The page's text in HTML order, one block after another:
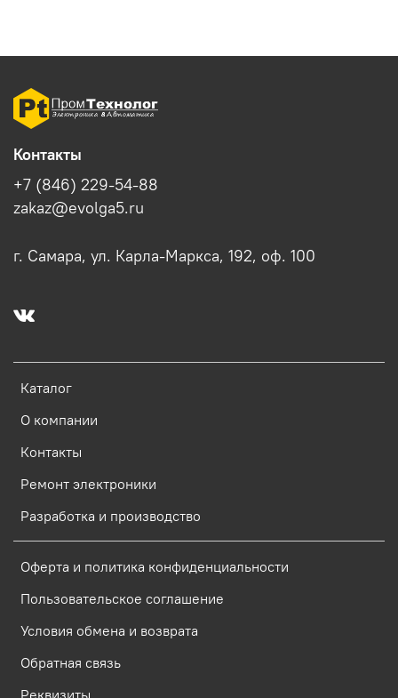
Каталог
О компании
Контакты
Ремонт электроники
Разработка и производство
Оферта и политика конфиденциальности
Пользовательское соглашение
Условия обмена и возврата
Обратная связь
Реквизиты
Контакты
+7 (846) 229-54-88
zakaz@evolga5.ru
г. Самара, ул. Карла-Маркса, 192, оф. 100